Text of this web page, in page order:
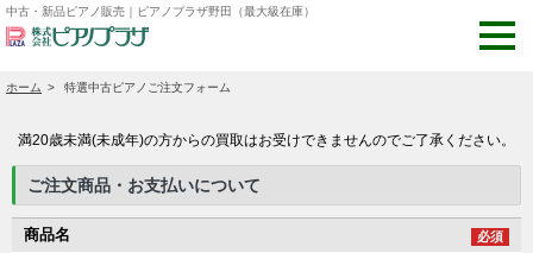
中古・新品ピアノ販売｜ピアノプラザ野田（最大級在庫）
ホーム 特選中古ピアノご注文フォーム
満20歳未満(未成年)の方からの買取はお受けできませんのでご了承ください。
ご注文商品・お支払いについて
商品名 必須